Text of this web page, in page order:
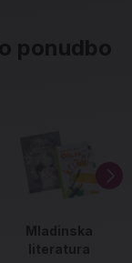
ponudbo
Mladinska
literatura